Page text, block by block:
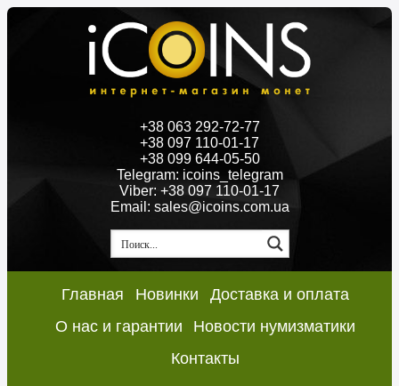
+38 063 292-72-77
+38 097 110-01-17
+38 099 644-05-50
Telegram: icoins_telegram
Viber: +38 097 110-01-17
Email: sales@icoins.com.ua
Главная Новинки
Доставка и оплата
О нас и гарантии
Новости нумизматики
Контакты